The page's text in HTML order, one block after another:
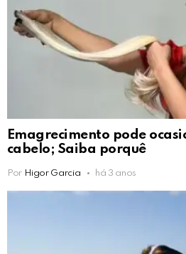
Emagrecimento pode
cabelo; Saiba porquê
Por Higor Garcia há 3 anos